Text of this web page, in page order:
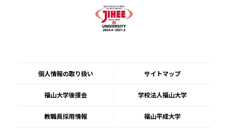
個人情報の取り扱い サイトマップ
福山大学後援会 学校法人福山大学
教職員採用情報 福山平成大学